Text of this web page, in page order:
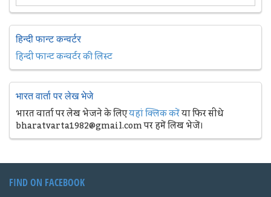
हिन्दी फान्ट कन्वर्टर
हिन्दी फान्ट कन्वर्टर की लिस्ट
भारत वार्ता पर लेख भेजे
भारत वार्ता पर लेख भेजने के लिएयहां क्लिक करेंया फिर सीधे
bharatvarta1982@gmail.com पर हमें लिख भेजें।
FIND ON FACEBOOK